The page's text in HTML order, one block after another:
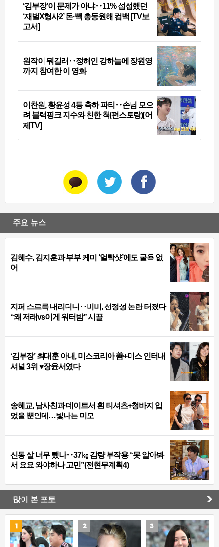
‘김부장’이 문제가 아냐‥11% 섭섭했던
‘재벌X형사2’ 돈·빽 총동원해 컴백 [TV보
고서]
원작이 뭐길래‥정해인 강하늘에 장원영
까지 참여한 이 영화
이찬원, 황윤성 4등 축하 파티‥손님 모으
려 블랙핑크 지수와 친한 척(편스토랑)[어
제TV]
주요 뉴스
김혜수, 김지훈과 부부 케미 ‘얼빡샷’에도 굴욕 없
어
지퍼 스르륵 내리더니‥비비, 선정성 논란 터졌다
“왜 저래vs이게 워터밤” 시끌
‘김부장’ 최대훈 아내, 미스코리아 善+미스 인터내
셔널 3위 ♥장윤서였다
송혜교, 남사친과 데이트서 흰 티셔츠+청바지 입
었을 뿐인데…빛나는 미모
신동 살 너무 뺐나‥37㎏ 감량 부작용 “못 알아봐
서 요요 와야하나 고민”(전현무계획4)
많이 본 포토